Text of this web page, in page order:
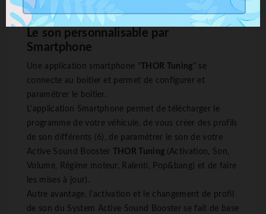
Le son personnalisable par
Smartphone
Une application smartphone " THOR Tuning" se
connecte au boitier et permet de configurer et
paramétrer le boîtier.
L'application Smartphone permet de télécharger le
programme de votre véhicule, de vous créer des profils
de son différents (6), de paramétrer le son de votre
Active Sound Booster
THOR Tuning (Activation, Son,
Volume, Régime moteur, Ralenti, Pop&bang) et de faire
les mises à jour).
Autre avantage, l'activation et le changement de profil
de son du System Active Sound Booster se fait de base